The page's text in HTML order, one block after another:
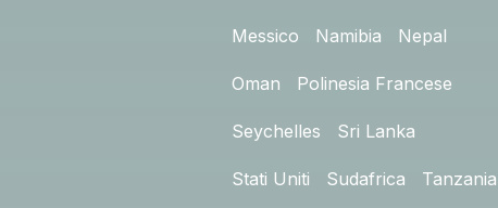
Messico Namibia Nepal
Oman Polinesia Francese
Seychelles Sri Lanka
Stati Uniti Sudafrica Tanzania